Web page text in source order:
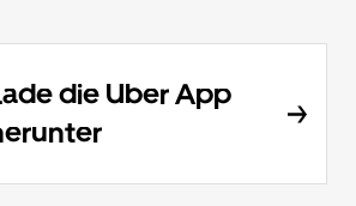
die Uber App